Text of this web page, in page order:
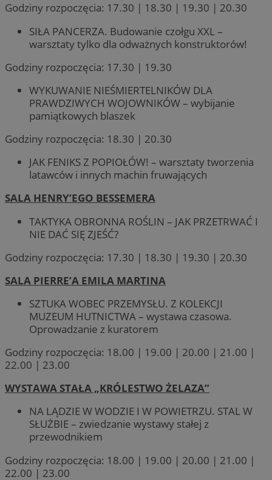
Godziny rozpoczęcia: 17.30 | 18.30 | 19.30 | 20.30
SIŁA PANCERZA. Budowanie czołgu XXL –
warsztaty tylko dla odważnych konstruktorów!
Godziny rozpoczęcia: 17.30 | 19.30
WYKUWANIE NIEŚMIERTELNIKÓW DLA
PRAWDZIWYCH WOJOWNIKÓW – wybijanie
pamiątkowych blaszek
Godziny rozpoczęcia: 18.30 | 20.30
JAK FENIKS Z POPIOŁÓW! – warsztaty tworzenia
latawców i innych machin fruwających
SALA HENRY’EGO BESSEMERA
TAKTYKA OBRONNA ROŚLIN – JAK PRZETRWAĆ I
NIE DAĆ SIĘ ZJEŚĆ?
Godziny rozpoczęcia: 17.30 | 18.30 | 19.30 | 20.30
SALA PIERRE’A EMILA MARTINA
SZTUKA WOBEC PRZEMYSŁU. Z KOLEKCJI
MUZEUM HUTNICTWA – wystawa czasowa.
Oprowadzanie z kuratorem
Godziny rozpoczęcia: 18.00 | 19.00 | 20.00 | 21.00 |
22.00 | 23.00
WYSTAWA STAŁA „KRÓLESTWO ŻELAZA”
NA LĄDZIE W WODZIE I W POWIETRZU. STAL W
SŁUŻBIE – zwiedzanie wystawy stałej z
przewodnikiem
Godziny rozpoczęcia: 18.00 | 19.00 | 20.00 | 21.00 |
22.00 | 23.00